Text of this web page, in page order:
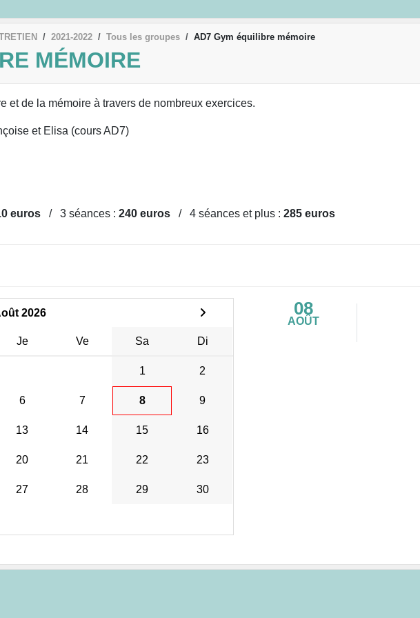
2021-2022 Tous les groupes AD7 Gym équilibre mémoire
MÉMOIRE
et de la mémoire à travers de nombreux exercices.
et Elisa (cours AD7)
euros / 3 séances : 240 euros / 4 séances et plus : 285 euros
2026
Je Ve Sa Di
1 2
6 7 8 9
13 14 15 16
20 21 22 23
27 28 29 30
08
AOÛT